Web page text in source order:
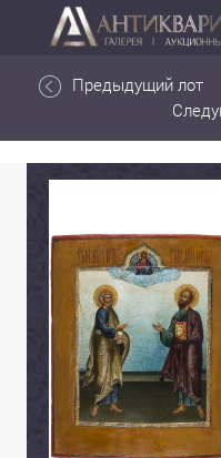
Предыдущий лот